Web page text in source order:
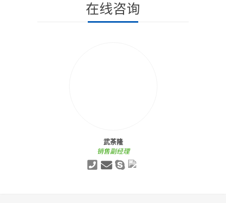
在线咨询
武茶隆
销售副经理